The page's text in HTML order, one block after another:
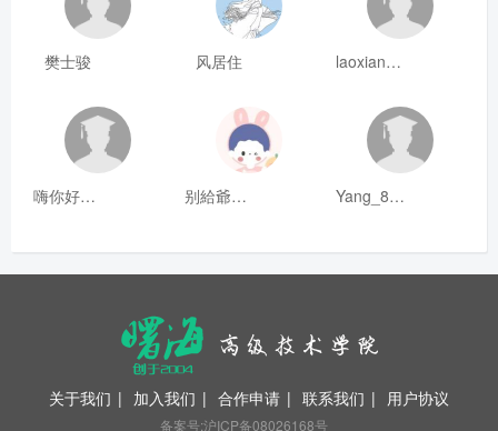
樊士骏 风居住 laoxianrou
嗨你好8mm 别給爺装纯 Yang_811
关于我们 | 加入我们 | 合作申请 | 联系我们 | 用户协议
备案号:沪ICP备08026168号